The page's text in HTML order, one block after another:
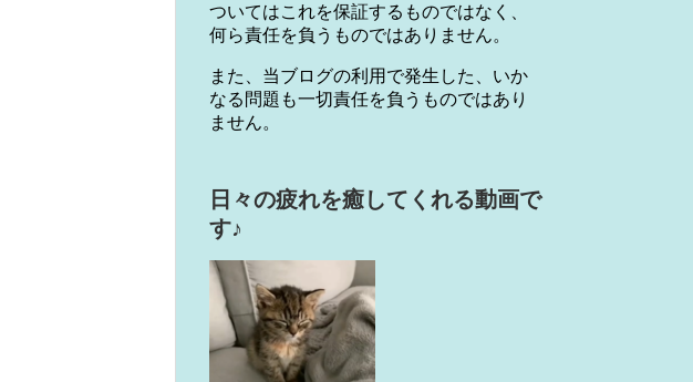
ついてはこれを保証するものではなく、
何ら責任を負うものではありません。
また、当ブログの利用で発生した、いか
なる問題も一切責任を負うものではあり
ません。
日々の疲れを癒してくれる動画で
す♪